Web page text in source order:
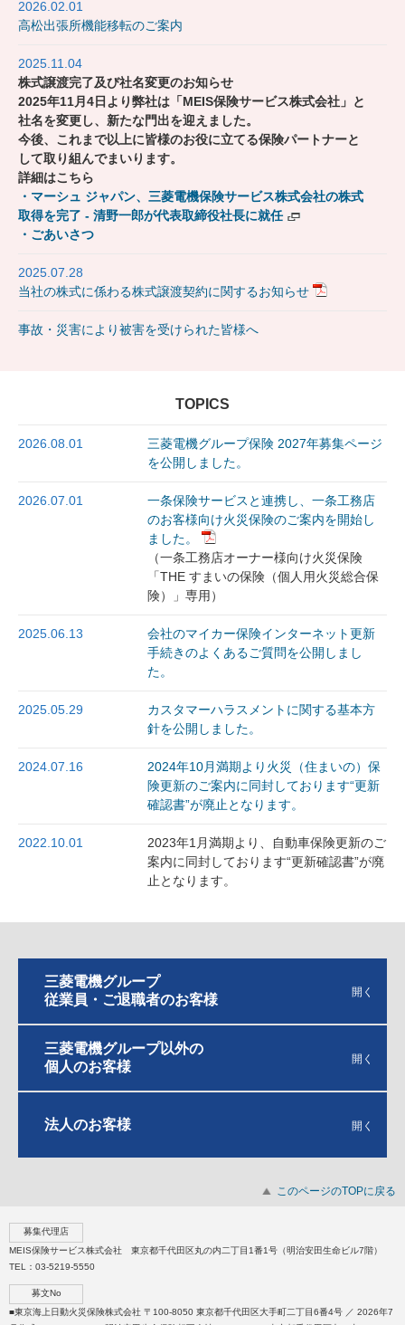
2026.02.01
高松出張所機能移転のご案内
2025.11.04
株式譲渡完了及び社名変更のお知らせ
2025年11月4日より弊社は「MEIS保険サービス株式会社」と
社名を変更し、新たな門出を迎えました。
今後、これまで以上に皆様のお役に立てる保険パートナーと
して取り組んでまいります。
詳細はこちら
・マーシュ ジャパン、三菱電機保険サービス株式会社の株式
取得を完了 - 清野一郎が代表取締役社長に就任
・ごあいさつ
2025.07.28
当社の株式に係わる株式譲渡契約に関するお知らせ
事故・災害により被害を受けられた皆様へ
TOPICS
2026.08.01
三菱電機グループ保険 2027年募集ページ
を公開しました。
2026.07.01
一条保険サービスと連携し、一条工務店
のお客様向け火災保険のご案内を開始し
ました。
（一条工務店オーナー様向け火災保険
「THE すまいの保険（個人用火災総合保
険）」専用）
2025.06.13
会社のマイカー保険インターネット更新
手続きのよくあるご質問を公開しまし
た。
2025.05.29
カスタマーハラスメントに関する基本方
針を公開しました。
2024.07.16
2024年10月満期より火災（住まいの）保
険更新のご案内に同封しております“更新
確認書”が廃止となります。
2022.10.01
2023年1月満期より、自動車保険更新のご
案内に同封しております“更新確認書”が廃
止となります。
三菱電機グループ
従業員・ご退職者のお客様
三菱電機グループ以外の
個人のお客様
法人のお客様
このページのTOPに戻る
募集代理店
MEIS保険サービス株式会社 東京都千代田区丸の内二丁目1番1号（明治安田生命ビル7階）
TEL：03-5219-5550
募文No
■東京海上日動火災保険株式会社 〒100-8050 東京都千代田区大手町二丁目6番4号 ／ 2026年7